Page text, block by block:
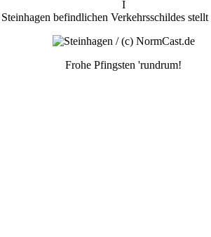
I
befindlichen Verkehrsschildes
Frohe Pfingsten 'rundrum!